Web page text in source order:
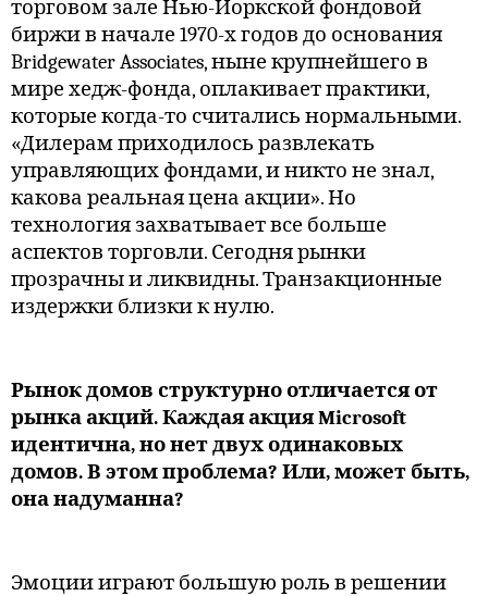
торговом зале Нью-Йоркской фондовой
биржи в начале 1970-х годов до основания
Bridgewater Associates, ныне крупнейшего в
мире хедж-фонда, оплакивает практики,
которые когда-то считались нормальными.
«Дилерам приходилось развлекать
управляющих фондами, и никто не знал,
какова реальная цена акции». Но
технология захватывает все больше
аспектов торговли. Сегодня рынки
прозрачны и ликвидны. Транзакционные
издержки близки к нулю.
Рынок домов структурно отличается от
рынка акций. Каждая акция Microsoft
идентична, но нет двух одинаковых
домов. В этом проблема? Или, может быть,
она надуманна?
Эмоции играют большую роль в решении